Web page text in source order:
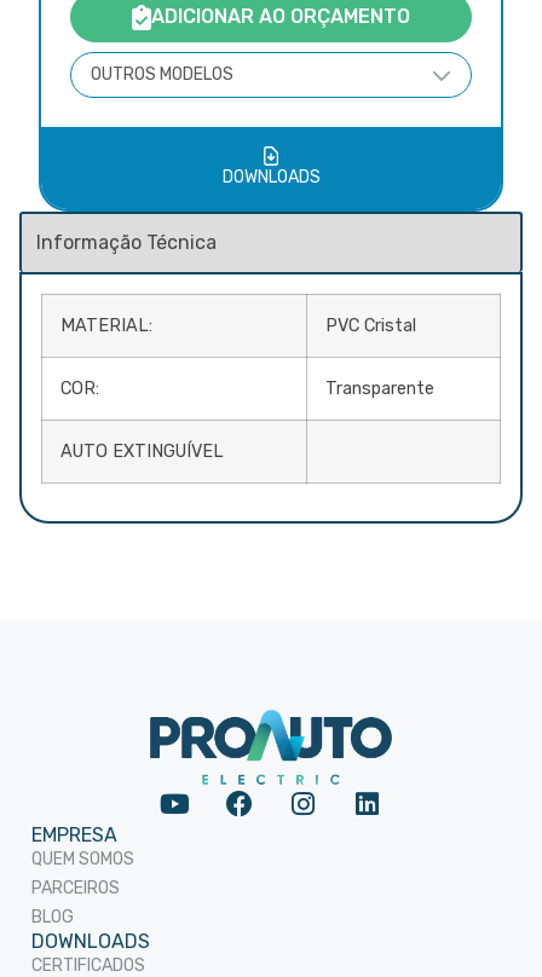
ADICIONAR AO ORÇAMENTO
OUTROS MODELOS
DOWNLOADS
MATERIAL: PVC Cristal
COR: Transparente
AUTO EXTINGUÍVEL
EMPRESA
QUEM SOMOS
PARCEIROS
BLOG
DOWNLOADS
CERTIFICADOS